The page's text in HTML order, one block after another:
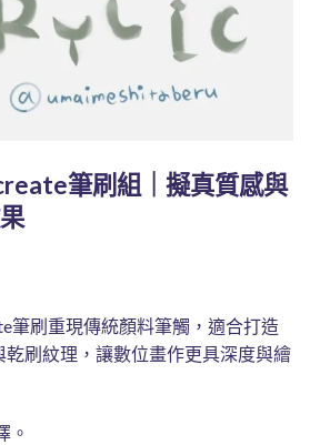
筆刷組｜擬真質感與
筆刷重現傳統顏料筆觸，適合打造
刷紋理，讓數位畫作更具深度與繪
。